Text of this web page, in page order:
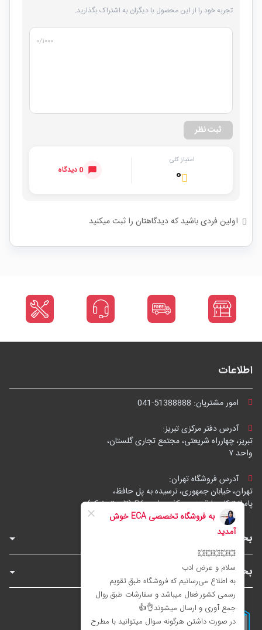
تجربه خود را از این محصول با دیگران به اشتراک بگذارید.
۰/۱۰۰۰
ثبت نظر
امتیاز کلی
۰ 0 دیدگاه
اولین فردی باشید که دیدگاهتان را ثبت میکنید
اطلاعات
امور مشتریان: 041-51388888
آدرس دفتر مرکزی تبریز:
تبریز، چهارراه شریعتی، مجتمع تجاری گلستان،
واحد ۷
آدرس فروشگاه تهران:
تهران، خیابان جمهوری، نرسیده به پل حافظ،
پاساژ توکل، طبقه زیرهمکف، واحد B6 (تاپ ترونیک)
بخش‌های فروشگاه
بخش‌های سایت